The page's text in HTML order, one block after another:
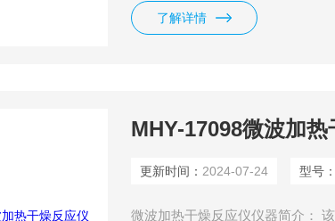
了解详情
MHY-17098微波加
更新时间： 2024-07-24 型号：
微波加热干燥反应仪仪器简介：